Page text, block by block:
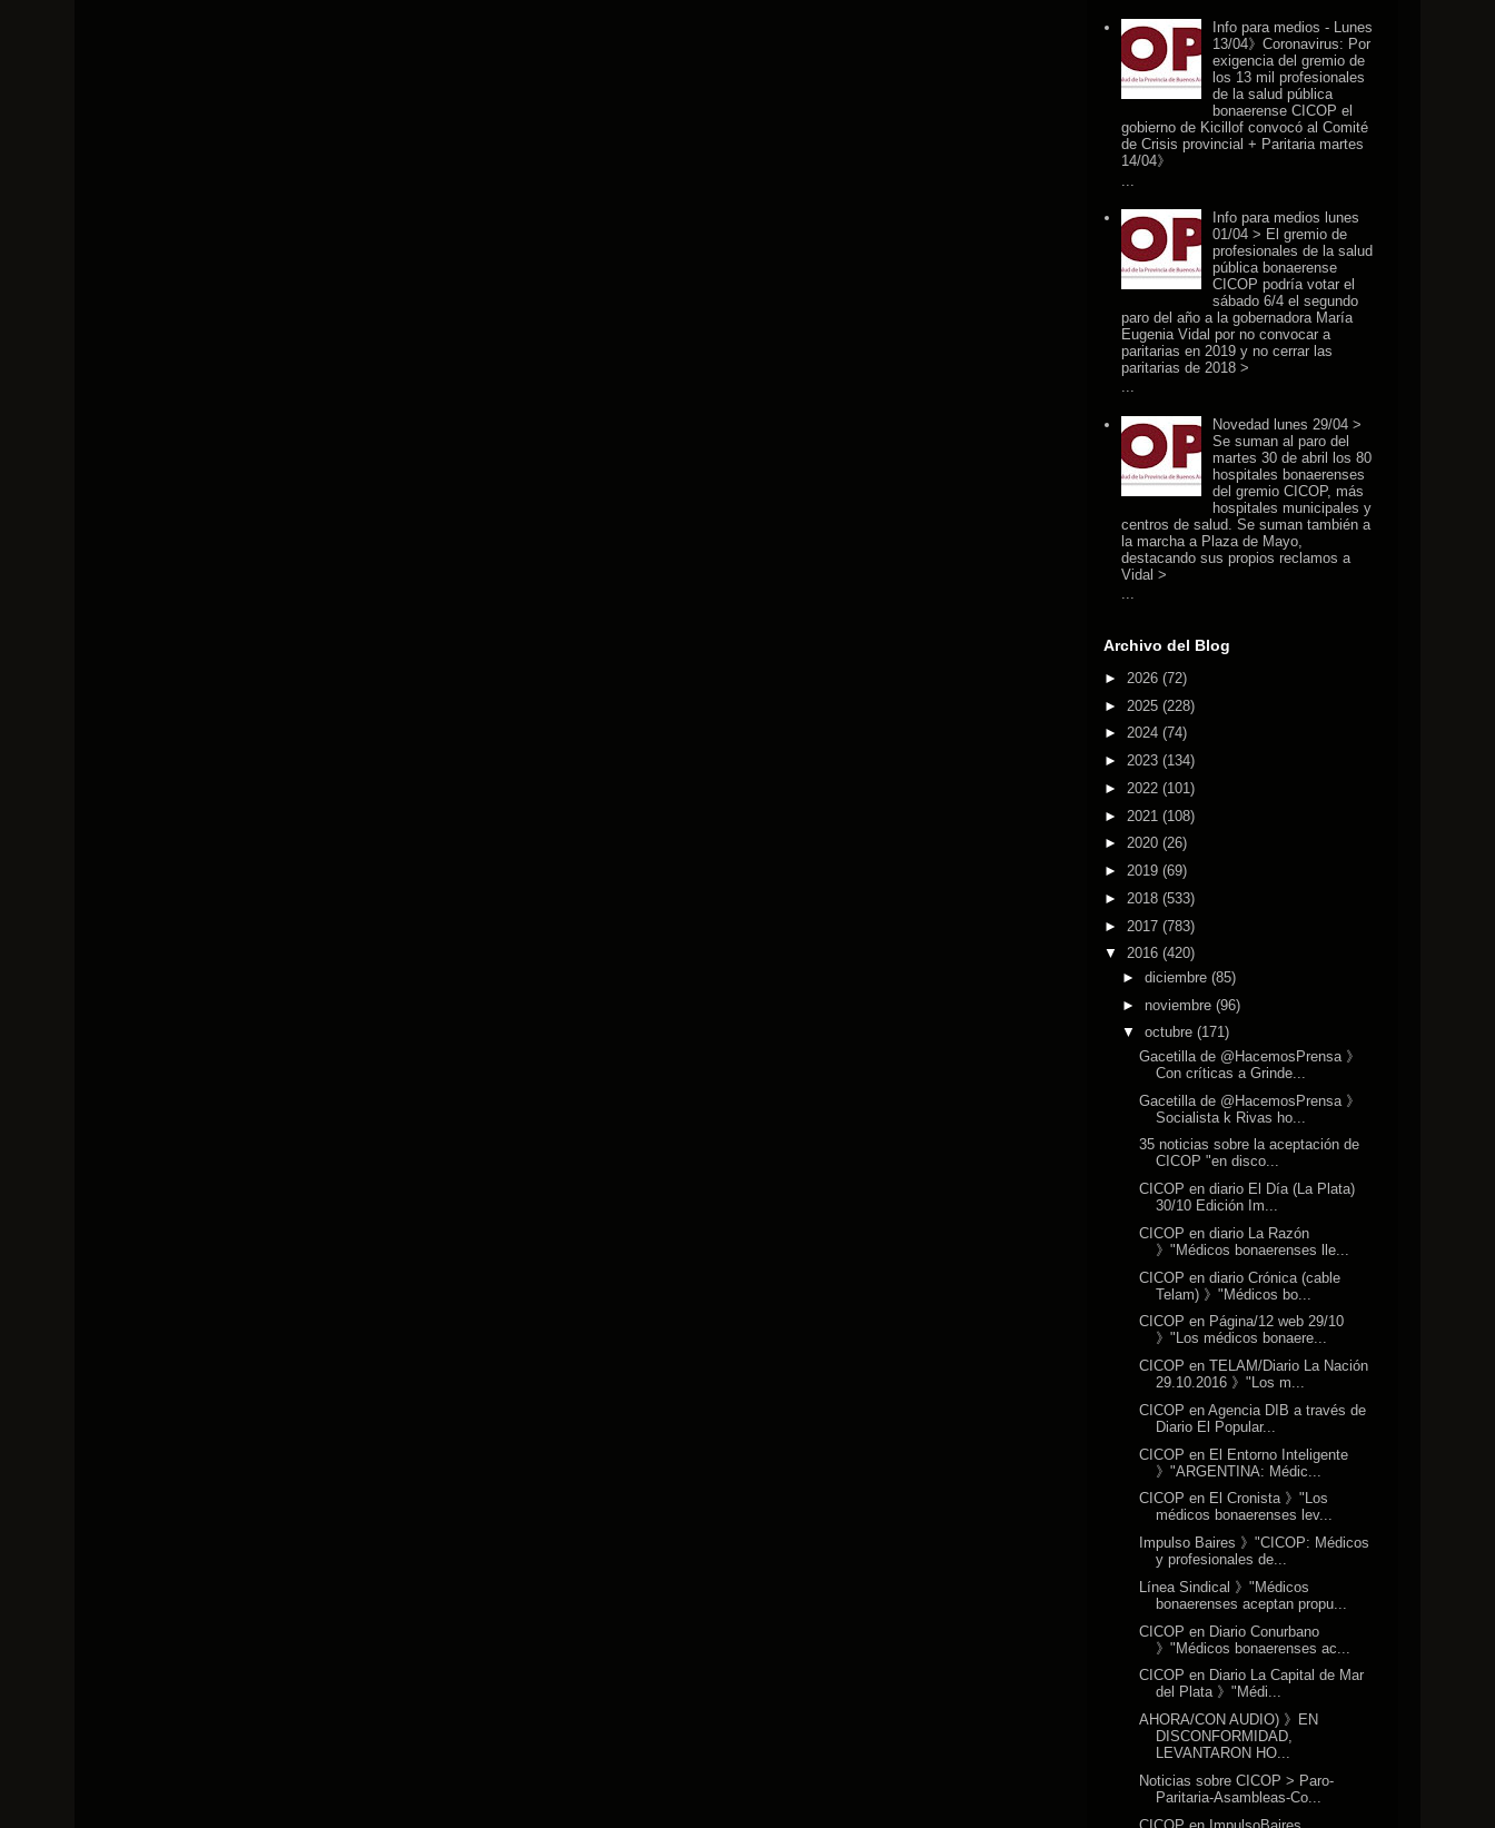
Info para medios - Lunes
13/04》Coronavirus: Por
exigencia del gremio de
los 13 mil profesionales
de la salud pública
bonaerense CICOP el
gobierno de Kicillof convocó al Comité
de Crisis provincial + Paritaria martes
14/04》
Info para medios lunes
01/04 > El gremio de
profesionales de la salud
pública bonaerense
CICOP podría votar el
sábado 6/4 el segundo
paro del año a la gobernadora María
Eugenia Vidal por no convocar a
paritarias en 2019 y no cerrar las
paritarias de 2018 >
...
Novedad lunes 29/04 >
Se suman al paro del
martes 30 de abril los 80
hospitales bonaerenses
del gremio CICOP, más
hospitales municipales y
centros de salud. Se suman también a
la marcha a Plaza de Mayo,
destacando sus propios reclamos a
Vidal >
...
Archivo del Blog
► 2026 (72)
► 2025 (228)
► 2024 (74)
► 2023 (134)
► 2022 (101)
► 2021 (108)
► 2020 (26)
► 2019 (69)
► 2018 (533)
► 2017 (783)
▼ 2016 (420)
► diciembre (85)
► noviembre (96)
▼ octubre (171)
Gacetilla de @HacemosPrensa 》
Con críticas a Grinde...
Gacetilla de @HacemosPrensa 》
Socialista k Rivas ho...
35 noticias sobre la aceptación de
CICOP "en disco...
CICOP en diario El Día (La Plata)
30/10 Edición Im...
CICOP en diario La Razón
》"Médicos bonaerenses lle...
CICOP en diario Crónica (cable
Telam) 》"Médicos bo...
CICOP en Página/12 web 29/10
》"Los médicos bonaere...
CICOP en TELAM/Diario La Nación
29.10.2016 》"Los m...
CICOP en Agencia DIB a través de
Diario El Popular...
CICOP en El Entorno Inteligente
》"ARGENTINA: Médic...
CICOP en El Cronista 》"Los
médicos bonaerenses lev...
Impulso Baires 》"CICOP: Médicos
y profesionales de...
Línea Sindical 》"Médicos
bonaerenses aceptan propu...
CICOP en Diario Conurbano
》"Médicos bonaerenses ac...
CICOP en Diario La Capital de Mar
del Plata 》"Médi...
AHORA/CON AUDIO) 》EN
DISCONFORMIDAD,
LEVANTARON HO...
Noticias sobre CICOP > Paro-
Paritaria-Asambleas-Co...